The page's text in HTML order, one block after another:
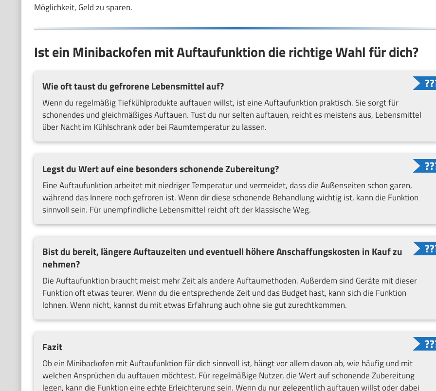
Möglichkeit, Geld zu sparen.
Ist ein Minibackofen mit Auftaufunktion die richtige Wahl für dich?
Wie oft taust du gefrorene Lebensmittel auf?
Wenn du regelmäßig Tiefkühlprodukte auftauen willst, ist eine Auftaufunktion praktisch. Sie sorgt für
schonendes und gleichmäßiges Auftauen. Tust du nur selten auftauen, reicht es meistens aus, Lebensmittel
über Nacht im Kühlschrank oder bei Raumtemperatur zu lassen.
Legst du Wert auf eine besonders schonende Zubereitung?
Eine Auftaufunktion arbeitet mit niedriger Temperatur und vermeidet, dass die Außenseiten schon garen,
während das Innere noch gefroren ist. Wenn dir diese schonende Behandlung wichtig ist, kann die Funktion
sinnvoll sein. Für unempfindliche Lebensmittel reicht oft der klassische Weg.
Bist du bereit, längere Auftauzeiten und eventuell höhere Anschaffungskosten in Kauf zu
nehmen?
Die Auftaufunktion braucht meist mehr Zeit als andere Auftaumethoden. Außerdem sind Geräte mit dieser
Funktion oft etwas teurer. Wenn du die entsprechende Zeit und das Budget hast, kann sich die Funktion
lohnen. Wenn nicht, kannst du mit etwas Erfahrung auch ohne sie gut zurechtkommen.
Fazit
Ob ein Minibackofen mit Auftaufunktion für dich sinnvoll ist, hängt vor allem davon ab, wie häufig und mit
welchen Ansprüchen du auftauen möchtest. Für regelmäßige Nutzer, die Wert auf schonende Zubereitung
legen, kann die Funktion eine echte Erleichterung sein. Wenn du nur gelegentlich auftauen willst oder dabei